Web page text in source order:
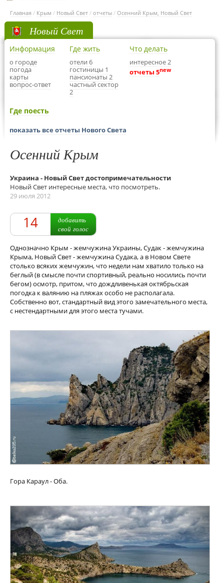
Главная / Крым / Новый Свет / отчеты / Осенний Крым, Новый Свет
Новый Свет
Информация
о городе
погода
карты
вопрос-ответ
Где жить
отели 6
гостиницы 1
пансионаты 2
частный сектор
2
Что делать
интересное 2
отчеты 5new
Где поесть
показать все отчеты Нового Света
Осенний Крым
Украина - Новый Свет достопримечательности
Новый Свет интересные места, что посмотреть.
29 июля 2012
14
добавить
свой голос
Однозначно Крым - жемчужина Украины, Судак - жемчужина
Крыма, Новый Свет - жемчужина Судака, а в Новом Свете
столько всяких жемчужин, что недели нам хватило только на
беглый (в смысле почти спортивный, реально носились почти
бегом) осмотр, притом, что дождливенькая октябрьская
погодка к валянию на пляжах особо не располагала.
Собственно вот, стандартный вид этого замечательного места,
с нестендартными для этого места тучами.
Гора Караул - Оба.